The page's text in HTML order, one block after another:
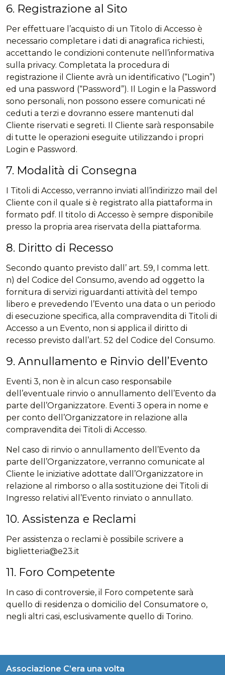
6. Registrazione al Sito
Per effettuare l’acquisto di un Titolo di Accesso è
necessario completare i dati di anagrafica richiesti,
accettando le condizioni contenute nell’informativa
sulla privacy. Completata la procedura di
registrazione il Cliente avrà un identificativo (“Login”)
ed una password (“Password”). Il Login e la Password
sono personali, non possono essere comunicati né
ceduti a terzi e dovranno essere mantenuti dal
Cliente riservati e segreti. Il Cliente sarà responsabile
di tutte le operazioni eseguite utilizzando i propri
Login e Password.
7. Modalità di Consegna
I Titoli di Accesso, verranno inviati all’indirizzo mail del
Cliente con il quale si è registrato alla piattaforma in
formato pdf. Il titolo di Accesso è sempre disponibile
presso la propria area riservata della piattaforma.
8. Diritto di Recesso
Secondo quanto previsto dall’ art. 59, I comma lett.
n) del Codice del Consumo, avendo ad oggetto la
fornitura di servizi riguardanti attività del tempo
libero e prevedendo l’Evento una data o un periodo
di esecuzione specifica, alla compravendita di Titoli di
Accesso a un Evento, non si applica il diritto di
recesso previsto dall’art. 52 del Codice del Consumo.
9. Annullamento e Rinvio dell’Evento
Eventi 3, non è in alcun caso responsabile
dell’eventuale rinvio o annullamento dell’Evento da
parte dell’Organizzatore. Eventi 3 opera in nome e
per conto dell’Organizzatore in relazione alla
compravendita dei Titoli di Accesso.
Nel caso di rinvio o annullamento dell’Evento da
parte dell’Organizzatore, verranno comunicate al
Cliente le iniziative adottate dall’Organizzatore in
relazione al rimborso o alla sostituzione dei Titoli di
Ingresso relativi all’Evento rinviato o annullato.
10. Assistenza e Reclami
Per assistenza o reclami è possibile scrivere a
biglietteria@e23.it
11. Foro Competente
In caso di controversie, il Foro competente sarà
quello di residenza o domicilio del Consumatore o,
negli altri casi, esclusivamente quello di Torino.
Associazione C’era una volta